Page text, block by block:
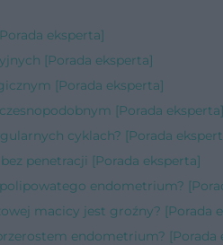
eksperta]
[Porada eksperta]
[Porada eksperta]
[Porada eksperta]
cyklach? [Porada
penetracji [Porada eksperta]
endometrium?
macicy jest groźny? [Porada
endometrium? [Porada